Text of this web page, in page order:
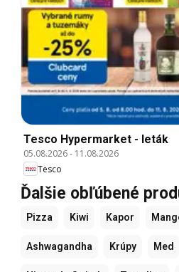
Tesco Hypermarket - leták
05.08.2026- 11.08.2026
Tesco
Ďalšie obľúbené
Pizza Kiwi Kapor
Ashwagandha Krúpy Med